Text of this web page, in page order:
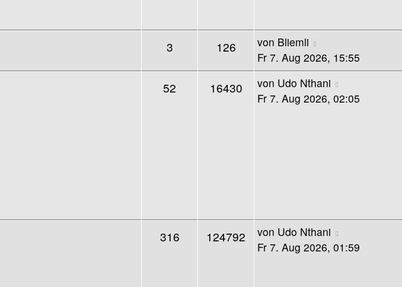
3 126 von Bliemli
Fr 7. Aug 2026, 15:55
52 16430 von Udo Nthani
Fr 7. Aug 2026, 02:05
316 124792 von Udo Nthani
Fr 7. Aug 2026, 01:59